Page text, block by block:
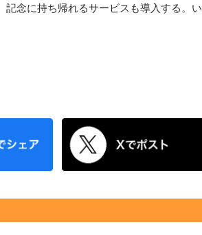
記念に持ち帰れるサービスも導入する。